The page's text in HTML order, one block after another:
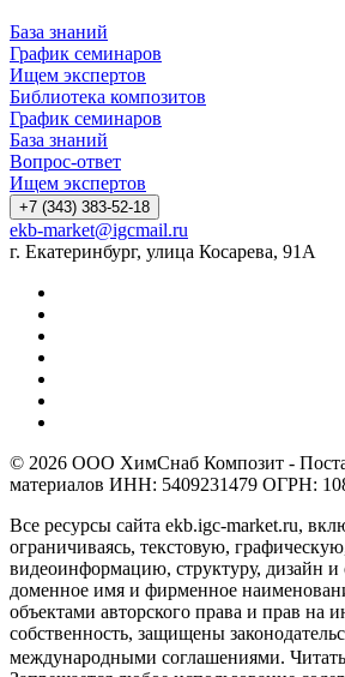
База знаний
График семинаров
Ищем экспертов
Библиотека композитов
График семинаров
База знаний
Вопрос-ответ
Ищем экспертов
+7 (343) 383-52-18
ekb-market@igcmail.ru
г. Екатеринбург, улица Косарева, 91А
© 2026 ООО ХимСнаб Композит -
материалов ИНН: 5409231479 ОГРН:
Все ресурсы сайта ekb.igc-market.ru,
ограничиваясь, текстовую,
видеоинформацию, структуру, дизайн
доменное имя и фирменное
объектами авторского права и прав на
собственность, защищены
международными соглашениями.